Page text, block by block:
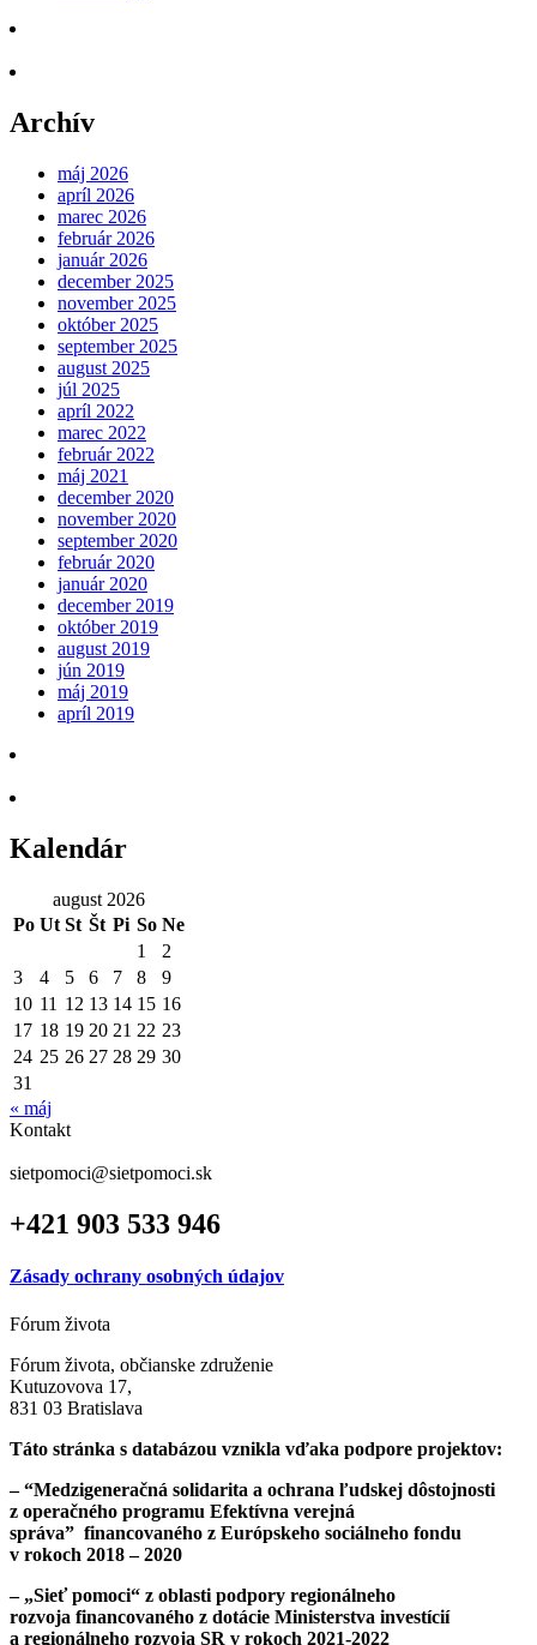
Archív
máj 2026
apríl 2026
marec 2026
február 2026
január 2026
december 2025
november 2025
október 2025
september 2025
august 2025
júl 2025
apríl 2022
marec 2022
február 2022
máj 2021
december 2020
november 2020
september 2020
február 2020
január 2020
december 2019
október 2019
august 2019
jún 2019
máj 2019
apríl 2019
Kalendár
august 2026
Po Ut St Št Pi So Ne
1
2
3
4 5 6 7 8
9
10 11 12 13 14 15 16
17 18 19 20 21 22 23
24 25 26 27 28 29 30
31
« máj
Kontakt
sietpomoci@sietpomoci.sk
+421 903 533 946
Zásady ochrany osobných údajov
Fórum života
Fórum života, občianske združenie
Kutuzovova 17,
831 03 Bratislava
Táto stránka s databázou vznikla vďaka podpore projektov:
– “Medzigeneračná solidarita a ochrana ľudskej dôstojnosti
z operačného programu Efektívna verejná
správa” financovaného z Európskeho sociálneho fondu
v rokoch 2018 – 2020
– „Sieť pomoci“ z oblasti podpory regionálneho
rozvoja financovaného z dotácie Ministerstva investícií
a regionálneho rozvoja SR v rokoch 2021-2022